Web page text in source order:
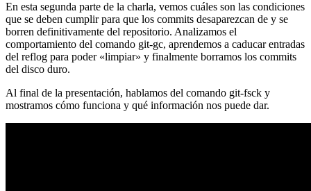
En esta segunda parte de la charla, vemos cuáles son las condiciones
que se deben cumplir para que los commits desaparezcan de y se
borren definitivamente del repositorio. Analizamos el
comportamiento del comando git-gc, aprendemos a caducar entradas
del reflog para poder «limpiar» y finalmente borramos los commits
del disco duro.
Al final de la presentación, hablamos del comando git-fsck y
mostramos cómo funciona y qué información nos puede dar.